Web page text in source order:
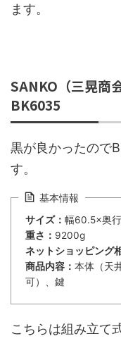
ます。
SANKO（三晃
BK6035
黒が良かったので
す。
基本情報
サイズ： 幅60.5×奥
重さ： 9200g
ネットショッピング
商品内容： 本体（天
可）、鍵
こちらは組み立て